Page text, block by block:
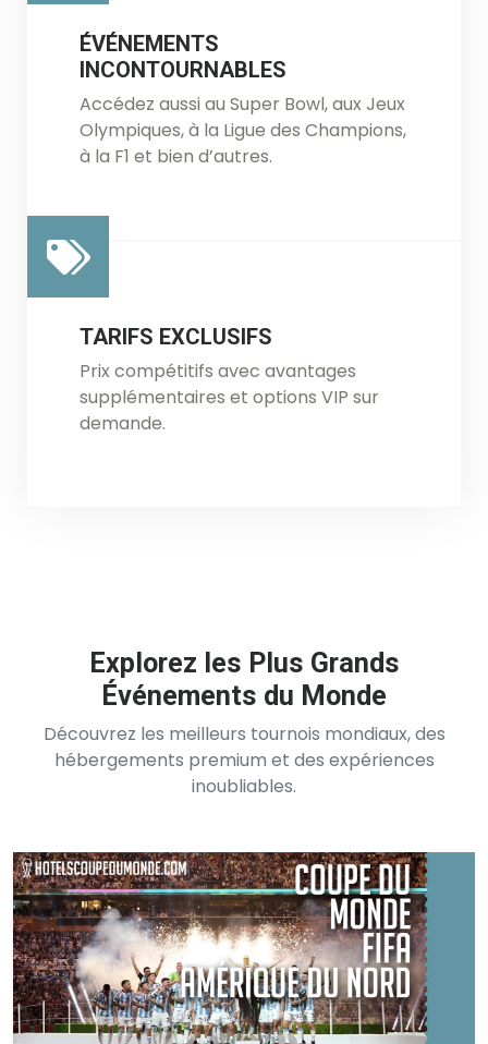
ÉVÉNEMENTS
INCONTOURNABLES
Accédez aussi au Super Bowl, aux Jeux
Olympiques, à la Ligue des Champions,
à la F1 et bien d’autres.
TARIFS EXCLUSIFS
Prix compétitifs avec avantages
supplémentaires et options VIP sur
demande.
Explorez les Plus Grands
Événements du Monde
Découvrez les meilleurs tournois mondiaux, des
hébergements premium et des expériences
inoubliables.